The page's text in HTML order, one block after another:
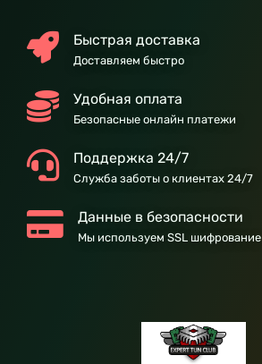
Быстрая доставка
Доставляем быстро
Удобная оплата
Безопасные онлайн платежи
Поддержка 24/7
Служба заботы о клиентах 24/7
Данные в безопасности
Мы используем SSL шифрование